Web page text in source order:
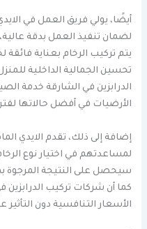
أيضًا، يولي فريق العمل في
لضمان تنفيذ العمل بدقة
يتم تركيب الرخام بعناية
تحسين الجمالية الداخلية
الدرابزين في الشارقة خدمة
الأرضيات في أفضل حالاتها
إضافة إلى ذلك، تقدم الايدي
لمساعدتهم في اختيار نوع
سيحصل على النتيجة المرجوة
كما أن شركات تركيب
الأسعار التنافسية دون التأثير